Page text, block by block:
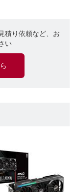
積り依頼など、お
い